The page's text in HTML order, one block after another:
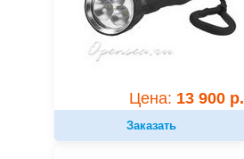
Цена: 13 900 р.
Заказать